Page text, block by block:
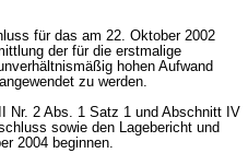
für das am 22. Oktober 2002
der für die erstmalige
hohen Aufwand
zu werden.
Nr. 2 Abs. 1 Satz 1 und Abschnitt IV
sowie den Lagebericht und
2004 beginnen.